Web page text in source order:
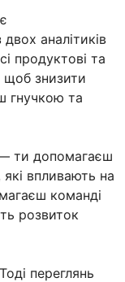
аналітиків
продуктові та
щоб знизити
гнучкою та
ти допомагаєш
впливають на
команді
розвиток
переглянь